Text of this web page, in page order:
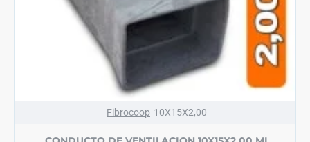
Fibrocoop 10X15X2,00